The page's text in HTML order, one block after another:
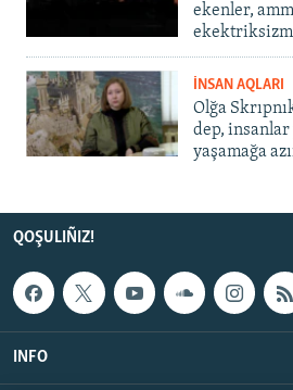
ekenler,
İNSAN AQLARI
Olğa
dep, insanlar
yaşamağa
QOŞULIÑIZ!
INFO